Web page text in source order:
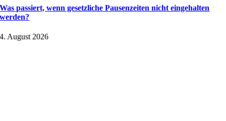
Was passiert, wenn gesetzliche Pausenzeiten nicht eingehalten
werden?
4. August 2026